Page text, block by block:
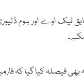
ٹیک اوے اور ہوم
فیصلہ کیا گیا کہ